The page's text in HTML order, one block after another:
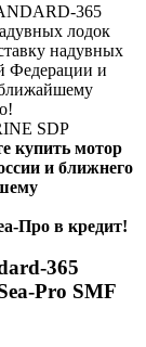
365
лодок
надувных
Федерации и
SDP
купить мотор
и ближнего
Про в кредит!
365
Pro SMF